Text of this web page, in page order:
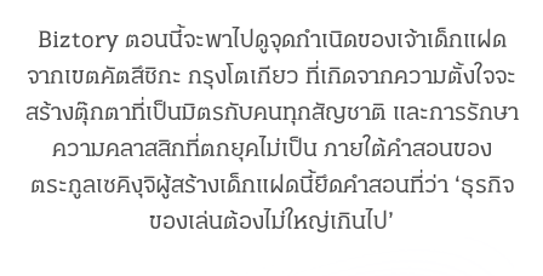
Biztory ตอนนี้จะพาไปดูจุดกำเนิดของเจ้าเด็กแฝด
จากเขตคัตสึชิกะ กรุงโตเกียว ที่เกิดจากความตั้งใจจะ
สร้างตุ๊กตาที่เป็นมิตรกับคนทุกสัญชาติ และการรักษา
ความคลาสสิกที่ตกยุคไม่เป็น ภายใต้คำสอนของ
ตระกูลเซคิงุจิผู้สร้างเด็กแฝดนี้ยึดคำสอนที่ว่า ‘ธุรกิจ
ของเล่นต้องไม่ใหญ่เกินไป’